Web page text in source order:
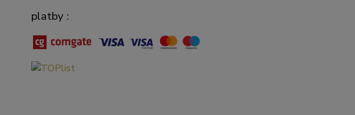
platby :